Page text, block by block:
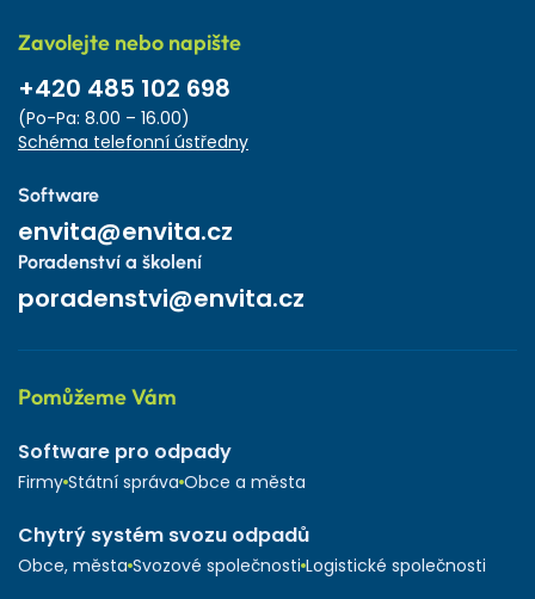
Zavolejte nebo napište
+420 485 102 698
(Po-Pa: 8.00 – 16.00)
Schéma telefonní ústředny
Software
envita@envita.cz
Poradenství a školení
poradenstvi@envita.cz
Pomůžeme Vám
Software pro odpady
Firmy Státní správa Obce a města
Chytrý systém svozu odpadů
Obce, města Svozové společnosti Logistické společnosti